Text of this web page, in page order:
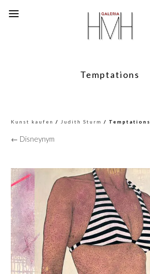
Temptations
Kunst kaufen / Judith Sturm / Temptations
← Disneynym